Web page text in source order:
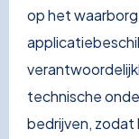
op het
technische
bedrijven,